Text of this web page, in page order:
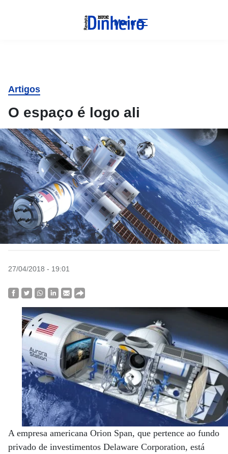
Menu
Artigos
O espaço é logo ali
27/04/2018 - 19:01
A empresa americana Orion Span, que pertence ao fundo
privado de investimentos Delaware Corporation, está